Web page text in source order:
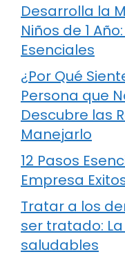
Desarrolla la
Niños de 1
Esenciales
¿Por Qué
Persona que
Descubre las
Manejarlo
12 Pasos
Empresa
Tratar a los
ser tratado:
saludables